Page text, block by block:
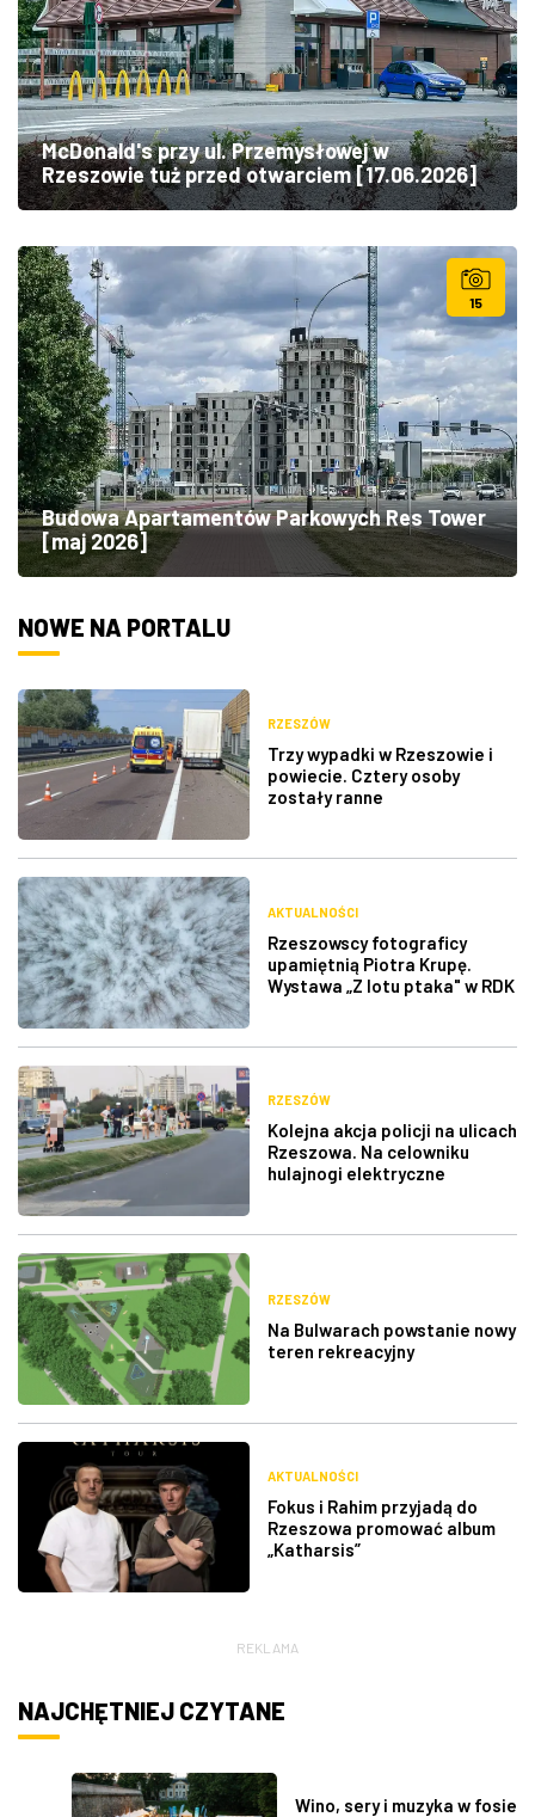
McDonald's przy ul. Przemysłowej w
Rzeszowie tuż przed otwarciem [17.06.2026]
15
Budowa Apartamentów Parkowych Res Tower
[maj 2026]
NOWE NA PORTALU
RZESZÓW
Trzy wypadki w Rzeszowie i
powiecie. Cztery osoby
zostały ranne
AKTUALNOŚCI
Rzeszowscy fotograficy
upamiętnią Piotra Krupę.
Wystawa „Z lotu ptaka" w RDK
RZESZÓW
Kolejna akcja policji na ulicach
Rzeszowa. Na celowniku
hulajnogi elektryczne
RZESZÓW
Na Bulwarach powstanie nowy
teren rekreacyjny
AKTUALNOŚCI
Fokus i Rahim przyjadą do
Rzeszowa promować album
„Katharsis”
REKLAMA
NAJCHĘTNIEJ CZYTANE
Wino, sery i muzyka w fosie